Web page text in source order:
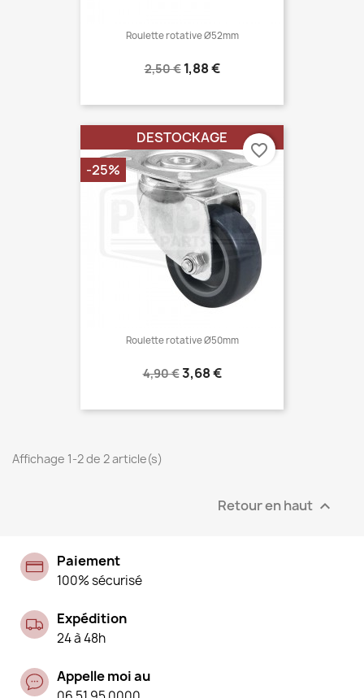
Roulette rotative Ø52mm
Prix
2,50 € Prix
1,88 €
Roulette rotative Ø50mm
Prix
4,90 €Prix
3,68 €
DESTOCKAGE
-25%
favorite_border
Affichage 1-2 de 2 article(s)
Retour en haut 
Paiement
100% sécurisé
Expédition
24 à 48h
Appelle moi au